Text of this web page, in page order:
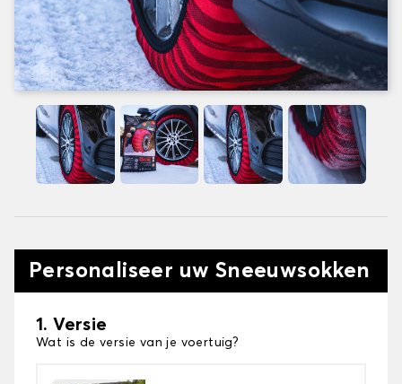
Personaliseer uw Sneeuwsokken
1. Versie
Wat is de versie van je voertuig?